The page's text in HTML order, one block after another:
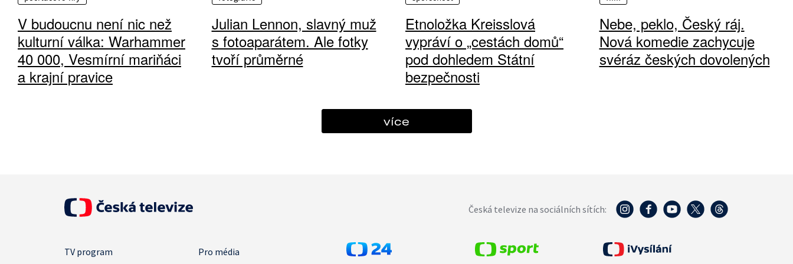
V budoucnu není nic než
kulturní válka: Warhammer
40 000, Vesmírní mariňáci
a krajní pravice
Julian Lennon, slavný muž
s fotoaparátem. Ale fotky
tvoří průměrné
Etnoložka Kreisslová
vypráví o „cestách domů“
pod dohledem Státní
bezpečnosti
Nebe, peklo, Český ráj.
Nová komedie zachycuje
svéráz českých dovolených
více
Česká televize na sociálních sítích:
TV program Pro média